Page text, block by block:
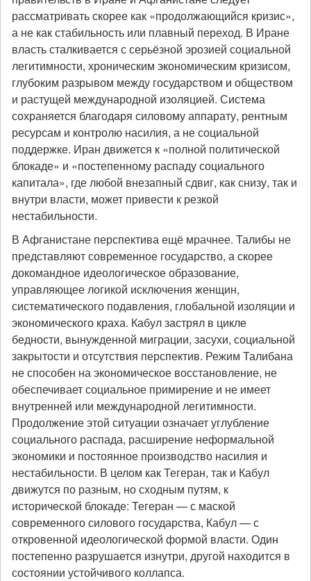
рассматривать скорее как «продолжающийся кризис»,
а не как стабильность или плавный переход. В Иране
власть сталкивается с серьёзной эрозией социальной
легитимности, хроническим экономическим кризисом,
глубоким разрывом между государством и обществом
и растущей международной изоляцией. Система
сохраняется благодаря силовому аппарату, рентным
ресурсам и контролю насилия, а не социальной
поддержке. Иран движется к «полной политической
блокаде» и «постепенному распаду социального
капитала», где любой внезапный сдвиг, как снизу, так и
внутри власти, может привести к резкой
нестабильности.
В Афганистане перспектива ещё мрачнее. Талибы не
представляют современное государство, а скорее
докомандное идеологическое образование,
управляющее логикой исключения женщин,
систематического подавления, глобальной изоляции и
экономического краха. Кабул застрял в цикле
бедности, вынужденной миграции, засухи, социальной
закрытости и отсутствия перспектив. Режим Талибана
не способен на экономическое восстановление, не
обеспечивает социальное примирение и не имеет
внутренней или международной легитимности.
Продолжение этой ситуации означает углубление
социального распада, расширение неформальной
экономики и постоянное производство насилия и
нестабильности. В целом как Тегеран, так и Кабул
движутся по разным, но сходным путям, к
исторической блокаде: Тегеран — с маской
современного силового государства, Кабул — с
откровенной идеологической формой власти. Один
постепенно разрушается изнутри, другой находится в
состоянии устойчивого коллапса.